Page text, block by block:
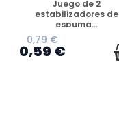
Juego de 2
estabilizadores de
espuma...
0,79 €
0,59 €